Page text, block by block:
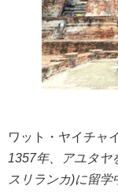
ワット・ヤイチャ
1357年、アユタヤ
スリランカ)に留